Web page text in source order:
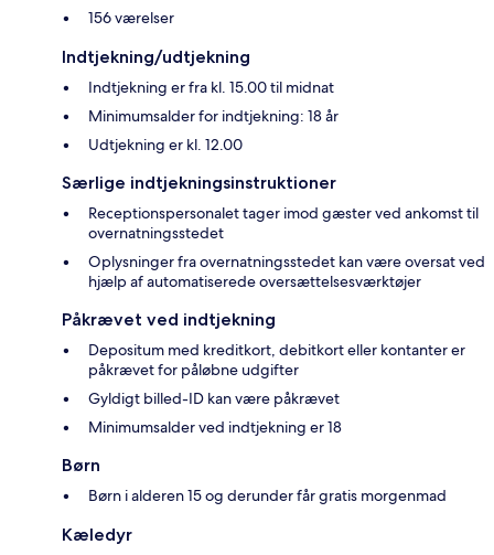
156 værelser
Indtjekning/udtjekning
Indtjekning er fra kl. 15.00 til midnat
Minimumsalder for indtjekning: 18 år
Udtjekning er kl. 12.00
Særlige indtjekningsinstruktioner
Receptionspersonalet tager imod gæster ved ankomst til
overnatningsstedet
Oplysninger fra overnatningsstedet kan være oversat ved
hjælp af automatiserede oversættelsesværktøjer
Påkrævet ved indtjekning
Depositum med kreditkort, debitkort eller kontanter er
påkrævet for påløbne udgifter
Gyldigt billed-ID kan være påkrævet
Minimumsalder ved indtjekning er 18
Børn
Børn i alderen 15 og derunder får gratis morgenmad
Kæledyr